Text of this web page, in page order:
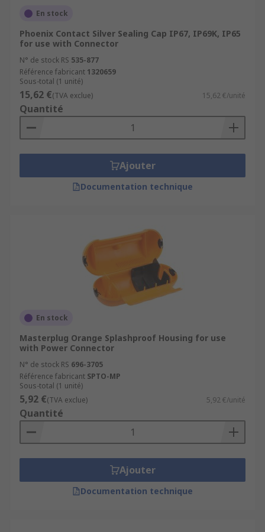
En stock
Phoenix Contact Silver Sealing Cap IP67, IP69K, IP65
for use with Connector
N° de stock RS 535-877
Référence fabricant 1320659
Sous-total (1 unité)
15,62 €(TVA exclue) 15,62 €/unité
Quantité
Ajouter
Documentation technique
En stock
Masterplug Orange Splashproof Housing for use
with Power Connector
N° de stock RS 696-3705
Référence fabricant SPTO-MP
Sous-total (1 unité)
5,92 €(TVA exclue) 5,92 €/unité
Quantité
Ajouter
Documentation technique